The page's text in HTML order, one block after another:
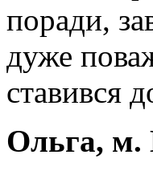
поради,
дуже
ставився
Ольга, м.